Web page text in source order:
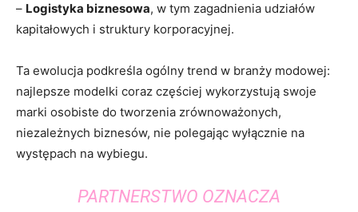
– Logistyka biznesowa, w tym zagadnienia udziałów
kapitałowych i struktury korporacyjnej.
Ta ewolucja podkreśla ogólny trend w branży modowej:
najlepsze modelki coraz częściej wykorzystują swoje
marki osobiste do tworzenia zrównoważonych,
niezależnych biznesów, nie polegając wyłącznie na
występach na wybiegu.
PARTNERSTWO OZNACZA